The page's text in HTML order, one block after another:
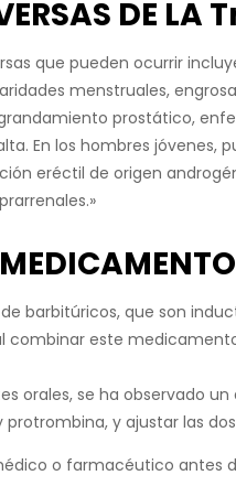
DE
que pueden ocurrir
menstruales,
prostático,
En los hombres
eréctil de origen
barbitúricos, que son
combinar este
orales, se ha observado
protrombina, y ajustar las
o farmacéutico antes